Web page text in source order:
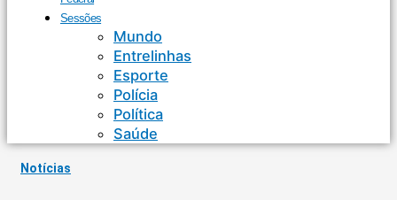
Sessões
Mundo
Entrelinhas
Esporte
Polícia
Política
Saúde
Notícias